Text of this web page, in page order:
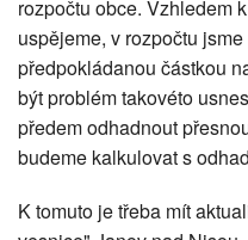
rozpočtu obce. Vzhledem
uspějeme, v rozpočtu
předpokládanou částkou
být problém takovéto
předem odhadnout
budeme kalkulovat s
K tomuto je třeba mít